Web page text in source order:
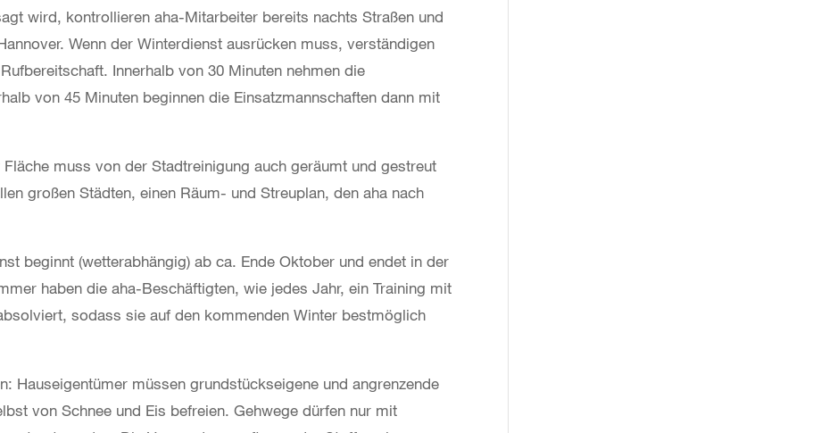
wird, kontrollieren aha-Mitarbeiter bereits nachts Straßen und
Wenn der Winterdienst ausrücken muss, verständigen
Innerhalb von 30 Minuten nehmen die
von 45 Minuten beginnen die Einsatzmannschaften dann mit
muss von der Stadtreinigung auch geräumt und gestreut
großen Städten, einen Räum- und Streuplan, den aha nach
beginnt (wetterabhängig) ab ca. Ende Oktober und endet in der
haben die aha-Beschäftigten, wie jedes Jahr, ein Training mit
sodass sie auf den kommenden Winter bestmöglich
Hauseigentümer müssen grundstückseigene und angrenzende
von Schnee und Eis befreien. Gehwege dürfen nur mit